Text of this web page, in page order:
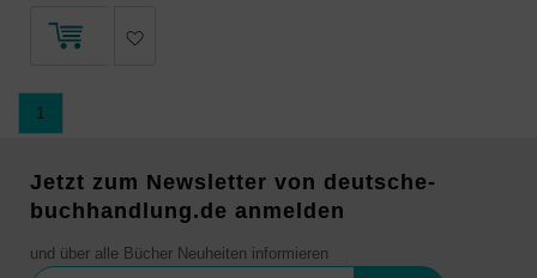
1
Jetzt zum Newsletter von deutsche-
buchhandlung.de anmelden
und über alle Bücher Neuheiten informieren